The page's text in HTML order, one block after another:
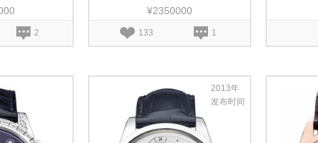
2
¥2350000
133 1
2013年
发布时间